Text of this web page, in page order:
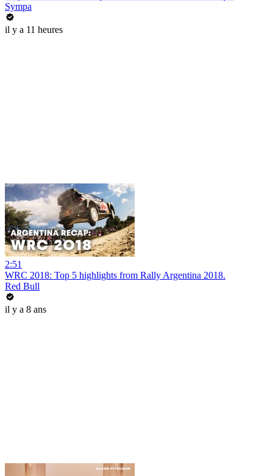
Sympa
il y a 11 heures
2:51
WRC 2018: Top 5 highlights from Rally Argentina 2018.
Red Bull
il y a 8 ans